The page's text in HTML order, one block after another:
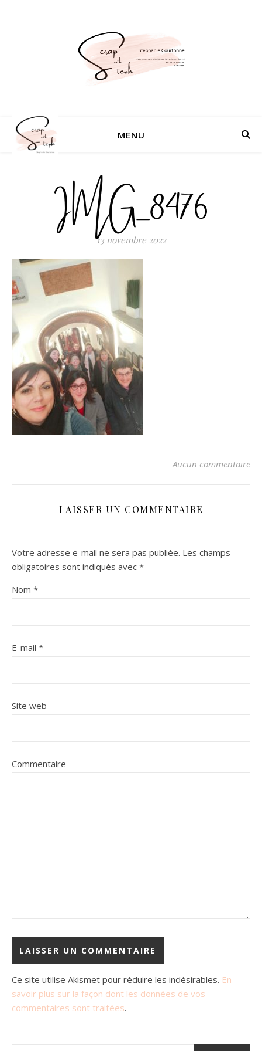
MENU
IMG_8476
13 novembre 2022
Aucun commentaire
LAISSER UN COMMENTAIRE
Votre adresse e-mail ne sera pas publiée. Les champs
obligatoires sont indiqués avec *
Nom *
E-mail *
Site web
Commentaire
Ce site utilise Akismet pour réduire les indésirables. En
savoir plus sur la façon dont les données de vos
commentaires sont traitées.